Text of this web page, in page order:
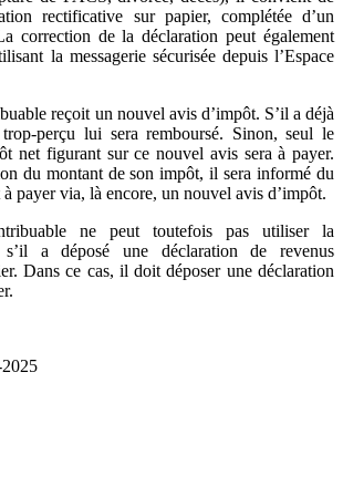
rectificative sur papier, complétée d’un
correction de la déclaration peut également
la messagerie sécurisée depuis l’Espace
reçoit un nouvel avis d’impôt. S’il a déjà
perçu lui sera remboursé. Sinon, seul le
net figurant sur ce nouvel avis sera à payer.
du montant de son impôt, il sera informé du
payer via, là encore, un nouvel avis d’impôt.
ne peut toutefois pas utiliser la
a déposé une déclaration de revenus
Dans ce cas, il doit déposer une déclaration